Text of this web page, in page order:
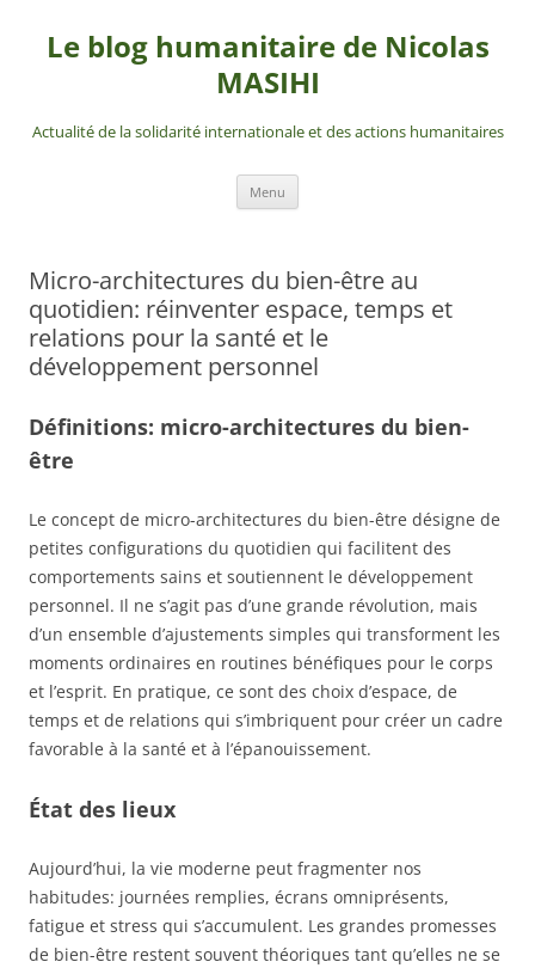
contenu
Le blog humanitaire de Nicolas
MASIHI
Actualité de la solidarité internationale et des actions humanitaires
Menu
Micro-architectures du bien-être au
quotidien: réinventer espace, temps et
relations pour la santé et le
développement personnel
Définitions: micro-architectures du bien-
être
Le concept de micro-architectures du bien-être désigne de
petites configurations du quotidien qui facilitent des
comportements sains et soutiennent le développement
personnel. Il ne s’agit pas d’une grande révolution, mais
d’un ensemble d’ajustements simples qui transforment les
moments ordinaires en routines bénéfiques pour le corps
et l’esprit. En pratique, ce sont des choix d’espace, de
temps et de relations qui s’imbriquent pour créer un cadre
favorable à la santé et à l’épanouissement.
État des lieux
Aujourd’hui, la vie moderne peut fragmenter nos
habitudes: journées remplies, écrans omniprésents,
fatigue et stress qui s’accumulent. Les grandes promesses
de bien-être restent souvent théoriques tant qu’elles ne se